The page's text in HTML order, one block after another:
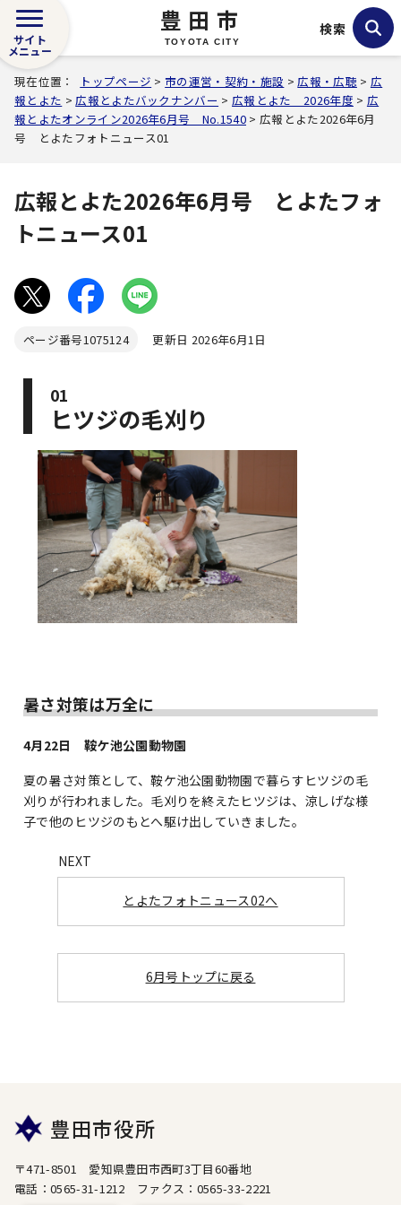
豊田市
TOYOTA CITY
サイト
メニュー
検索
現在位置： トップページ >市の運営・契約・施設 >広報・広聴 > 広
報とよた >広報とよたバックナンバー >広報とよた 2026年度 > 広
報とよたオンライン2026年6月号 No.1540 > 広報とよた2026年6月
号 とよたフォトニュース01
広報とよた2026年6月号 とよたフォ
トニュース01
ページ番号1075124 更新日 2026年6月1日
01
ヒツジの毛刈り
暑さ対策は万全に
4月22日 鞍ケ池公園動物園
夏の暑さ対策として、鞍ケ池公園動物園で暮らすヒツジの毛
刈りが行われました。毛刈りを終えたヒツジは、涼しげな様
子で他のヒツジのもとへ駆け出していきました。
とよたフォトニュース02へ
6月号トップに戻る
豊田市役所
〒471-8501 愛知県豊田市西町3丁目60番地
電話：0565-31-1212 ファクス：0565-33-2221